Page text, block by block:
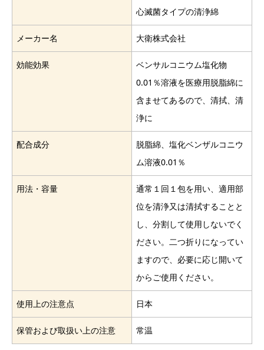
心滅菌タイプの清浄綿
メーカー名 大衛株式会社
効能効果
ベンサルコニウム塩化物
0.01％溶液を医療用脱脂綿に
含ませてあるので、清拭、清
浄に
配合成分
脱脂綿、塩化ベンザルコニウ
ム溶液0.01％
用法・容量
通常１回１包を用い、適用部
位を清浄又は清拭することと
し、分割して使用しないでく
ださい。二つ折りになってい
ますので、必要に応じ開いて
からご使用ください。
使用上の注意点 日本
保管および取扱い上の注意 常温